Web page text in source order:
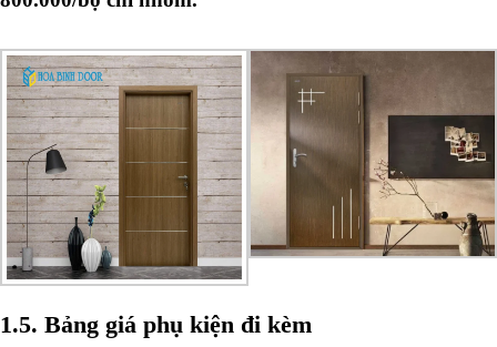
1.5. Bảng giá phụ kiện đi kèm